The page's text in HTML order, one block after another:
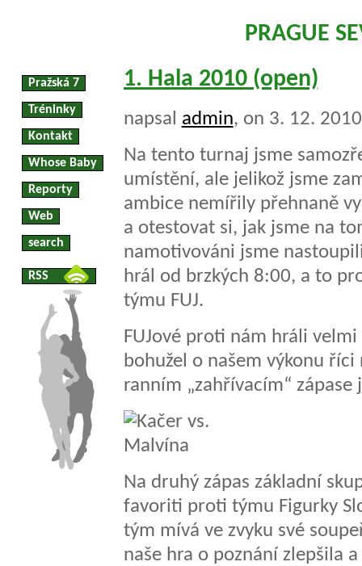
PRAGUE
Pražská 7
Tréninky
Kontakt
Whose Baby
Reporty
Web
search
RSS
1. Hala 2010 (open)
napsal admin, on 3. 12.
Na tento turnaj jsme
umístění, ale jelikož jsme
ambice nemířily přehnaně
a otestovat si, jak jsme na
namotivováni jsme
hrál od brzkých 8:00, a to
týmu FUJ.
FUJové proti nám hráli
bohužel o našem výkonu
ranním „zahřívacím“
Na druhý zápas základní
favoriti proti týmu Figurky
tým mívá ve zvyku své
naše hra o poznání zlepšila